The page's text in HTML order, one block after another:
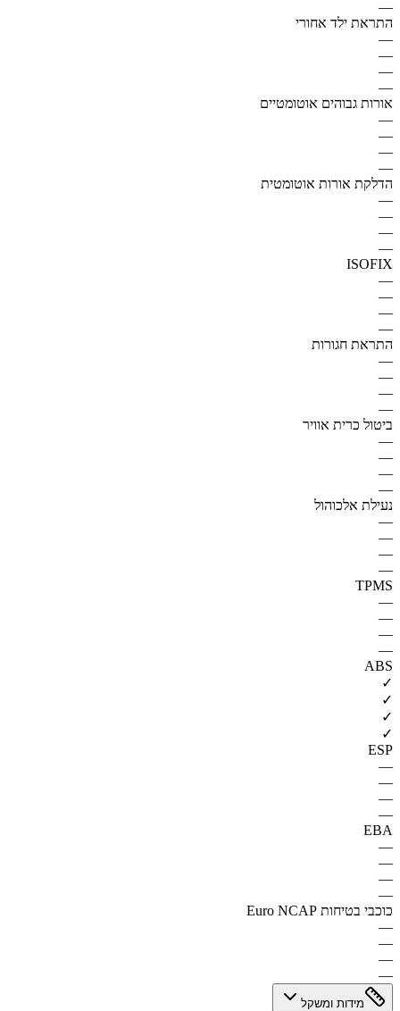
—
התראת ילד אחורי
—
—
—
—
אורות גבוהים אוטומטיים
—
—
—
—
הדלקת אורות אוטומטית
—
—
—
—
ISOFIX
—
—
—
—
התראת חגורות
—
—
—
—
ביטול כרית אוויר
—
—
—
—
נעילת אלכוהול
—
—
—
—
TPMS
—
—
—
—
ABS
✓
✓
✓
✓
ESP
—
—
—
—
EBA
—
—
—
—
כוכבי בטיחות Euro NCAP
—
—
—
—
מידות ומשקל